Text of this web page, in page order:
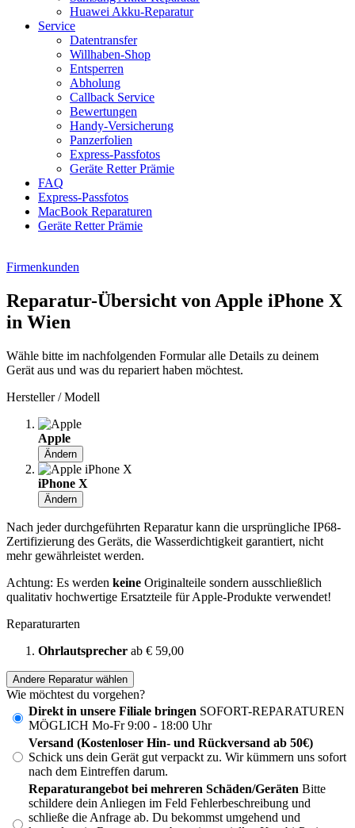
Huawei Akku-Reparatur
Service
Datentransfer
Willhaben-Shop
Entsperren
Abholung
Callback Service
Bewertungen
Handy-Versicherung
Panzerfolien
Express-Passfotos
Geräte Retter Prämie
FAQ
Express-Passfotos
MacBook Reparaturen
Geräte Retter Prämie
Firmenkunden
Reparatur-Übersicht von Apple iPhone X
in Wien
Wähle bitte im nachfolgenden Formular alle Details zu deinem
Gerät aus und was du repariert haben möchtest.
Hersteller / Modell
Apple
Ändern
iPhone X
Ändern
Nach jeder durchgeführten Reparatur kann die ursprüngliche IP68-
Zertifizierung des Geräts, die Wasserdichtigkeit garantiert, nicht
mehr gewährleistet werden.
Achtung: Es werden keine Originalteile sondern ausschließlich
qualitativ hochwertige Ersatzteile für Apple-Produkte verwendet!
Reparaturarten
Ohrlautsprecher ab € 59,00
Andere Reparatur wählen
Wie möchtest du vorgehen?
Direkt in unsere Filiale bringen SOFORT-REPARATUREN
MÖGLICH Mo-Fr 9:00 - 18:00 Uhr
Versand (Kostenloser Hin- und Rückversand ab 50€)
Schick uns dein Gerät gut verpackt zu. Wir kümmern uns sofort
nach dem Eintreffen darum.
Reparaturangebot bei mehreren Schäden/Geräten Bitte
schildere dein Anliegen im Feld Fehlerbeschreibung und
schließe die Anfrage ab. Du bekommst umgehend und